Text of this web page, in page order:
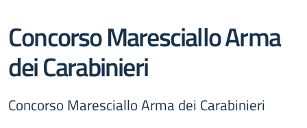
Concorso Maresciallo Arma
dei Carabinieri
Concorso Maresciallo Arma dei Carabinieri